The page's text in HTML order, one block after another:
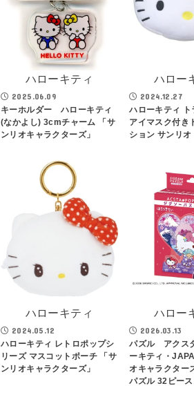
ハローキティ
2025.06.09
キーホルダー ハローキティ
(なかよし) 3cmチャーム 「サ
ンリオキャラクターズ」
ハロー
2024.12.27
ハローキティ ト
アイマスク付き
ション サンリオ
ハローキティ
2024.05.12
ハローキティ レトロポップシ
リーズ マスコットポーチ 「サ
ンリオキャラクターズ」
ハロー
2026.03.13
パズル アクス
ーキティ・
オキャラクター
パズル 32ピー